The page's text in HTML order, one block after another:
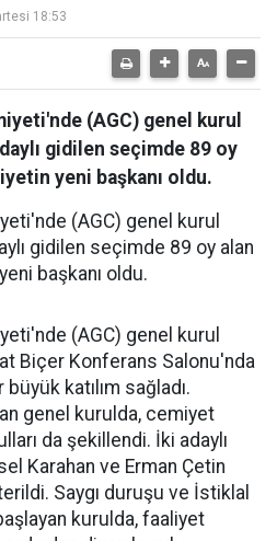
18:53
(AGC) genel kurul
gidilen seçimde 89 oy
yeni başkanı oldu.
(AGC) genel kurul
gidilen seçimde 89 oy alan
başkanı oldu.
(AGC) genel kurul
Biçer Konferans Salonu'nda
katılım sağladı.
genel kurulda, cemiyet
da şekillendi. İki adaylı
Karahan ve Erman Çetin
Saygı duruşu ve İstiklal
kurulda, faaliyet